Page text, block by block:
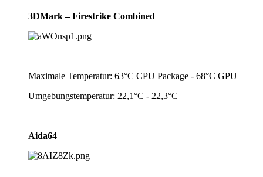
3DMark – Firestrike Combined
Maximale Temperatur: 63°C CPU Package - 68°C GPU
Umgebungstemperatur: 22,1°C - 22,3°C
Aida64